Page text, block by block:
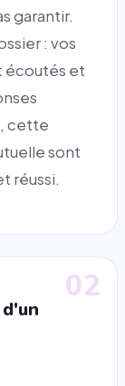
garantir.
: vos
écoutés et
cette
sont
réussi.
02